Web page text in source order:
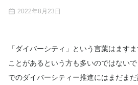
2022年8月23日
「ダイバーシティ」という言葉はます
ことがあるという方も多いのではない
でのダイバーシティー推進にはまだま